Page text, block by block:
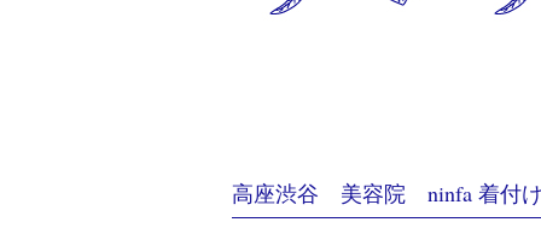
高座渋谷 美容院 ninfa 着付